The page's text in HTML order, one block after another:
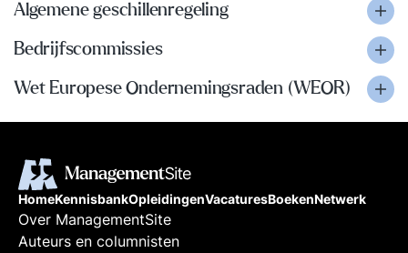
Algemene geschillenregeling
Bedrijfscommissies
Wet Europese Ondernemingsraden (WEOR)
HomeKennisbankOpleidingenVacaturesBoekenNetwerk
Over ManagementSite
Auteurs en columnisten